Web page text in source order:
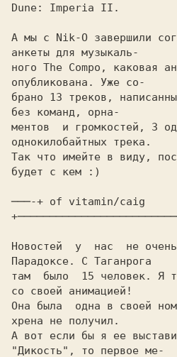
Dune: Imperia II.
А мы с Nik-O завершили
анкеты для музыкаль-
ного The Compo, каковая
опубликована. Уже со-
брано 13 треков,
без команд, орна-
ментов  и громкостей, 3
однокилобайтных трека.
Так что имейте в виду,
будет с кем :)
───-+ of vitamin/caig
Hовостей  у  нас  не
Паpадоксе. С Таганpога
там  было  15 человек. Я
со своей анимацией!
Она была  одна в своей
хpена не получил.
А вот если бы я ее
"Дикость", то пеpвое ме-